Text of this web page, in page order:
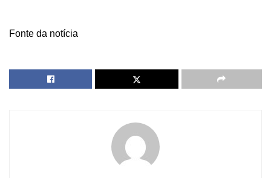
Fonte da notícia